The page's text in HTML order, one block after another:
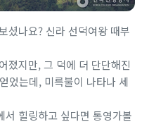
셨나요? 신라 선덕여왕 때부
졌지만, 그 덕에 더 단단해진
었는데, 미륵불이 나타나 세
서 힐링하고 싶다면 통영가볼